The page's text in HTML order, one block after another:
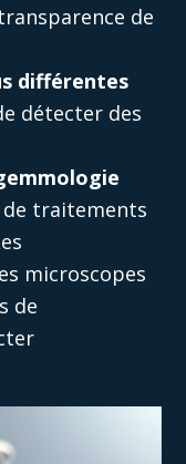
de
différentes
détecter des
de traitements
microscopes
de